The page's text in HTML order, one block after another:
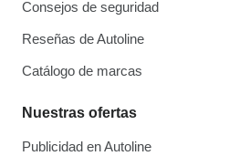
Consejos de seguridad
Reseñas de Autoline
Catálogo de marcas
Nuestras ofertas
Publicidad en Autoline